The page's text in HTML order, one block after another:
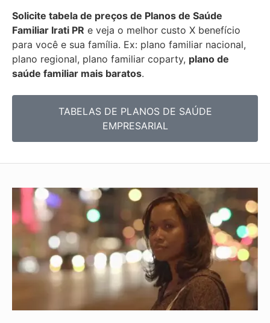
Solicite tabela de preços de Planos de Saúde
Familiar Irati PR e veja o melhor custo X benefício
para você e sua família. Ex: plano familiar nacional,
plano regional, plano familiar coparty, plano de
saúde familiar mais baratos.
TABELAS DE PLANOS DE SAÚDE
EMPRESARIAL